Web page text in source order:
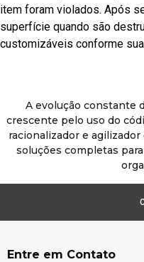
item foram violados. Após
superfície quando são
customizáveis conforme
A evolução constante
crescente pelo uso do
racionalizador e
soluções completas
Entre em Contato